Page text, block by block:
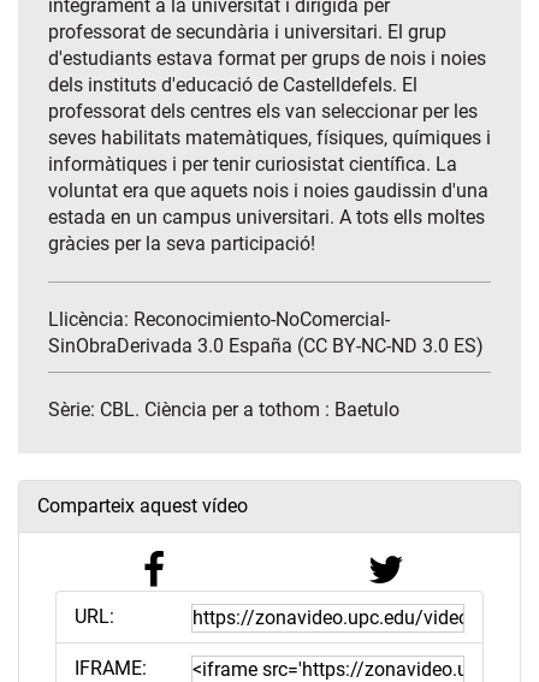
íntegrament a la universitat i dirigida per
professorat de secundària i universitari. El grup
d'estudiants estava format per grups de nois i noies
dels instituts d'educació de Castelldefels. El
professorat dels centres els van seleccionar per les
seves habilitats matemàtiques, físiques, químiques i
informàtiques i per tenir curiosistat científica. La
voluntat era que aquets nois i noies gaudissin d'una
estada en un campus universitari. A tots ells moltes
gràcies per la seva participació!
Llicència: Reconocimiento-NoComercial-
SinObraDerivada 3.0 España (CC BY-NC-ND 3.0 ES)
Sèrie: CBL. Ciència per a tothom : Baetulo
Comparteix aquest vídeo
URL:
IFRAME: